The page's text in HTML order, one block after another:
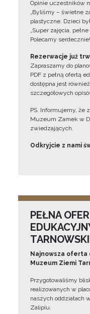
Opinie uczestników
„Byliśmy – świetne
plastyczne. Dzieci
„Super zajęcia,
Polecamy
Rezerwacje już
Zapraszamy do
PDF z pełną ofertą
dostępna jest
szczegółowych
PS. Informujemy, że
Muzeum Zamek w
zwiedzających.
Odkryjcie z nami
PEŁNA
Najnowsza oferta
Muzeum Ziemi
Przygotowaliśmy
realizowanych w
naszych oddziałach
Zalipiu.